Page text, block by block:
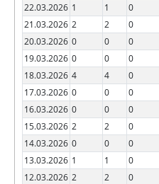
22.03.2026 1 1 0
21.03.2026 2 2 0
20.03.2026 0 0 0
19.03.2026 0 0 0
18.03.2026 4 4 0
17.03.2026 0 0 0
16.03.2026 0 0 0
15.03.2026 2 2 0
14.03.2026 0 0 0
13.03.2026 1 1 0
12.03.2026 2 2 0